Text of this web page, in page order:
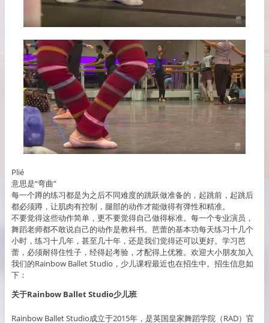
Plié
意思是“弯曲”
每一个蹲的练习都是为之后不同难度的跳跃做准备的，起跳前，起跳后
都必须蹲，让肌肉有控制，腿部的动作才能做得有弹性和精准。
不要觉得这些动作简单，更不要觉得自己做得标准。每一个专业演员，
舞蹈老师都不敢说自己的动作是教科书。芭蕾的基本功每天练习十几个
小时，练习十几年，甚至几十年，还是我们觉得还可以更好。学习芭
蕾，必须耐得住性子，经得起考验，才配得上优雅。欢迎大小朋友加入
我们的Rainbow Ballet Studio，少儿课程最近也在招生中。招生信息如
下：
关于Rainbow Ballet Studio少儿班
Rainbow Ballet Studio成立于2015年，是英国皇家舞蹈学院（RAD）官